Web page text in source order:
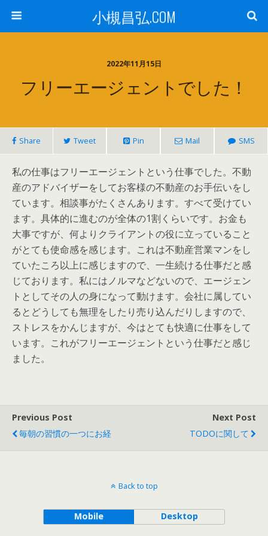
小槻昌弘.COM
2022年11月15日
フリーエージェントでした！
Share Tweet Pin Mail SMS
私の仕事はフリーエージェントという仕事でした。不動
産のアドバイザーをしてお客様の不動産のお手伝いをし
ています。相談事がたくさんあります。すべて受けてい
ます。具体的に進むのが全体の1割くらいです。お金も
大事ですが、何よりクライアントの役に立っていること
がとても使命感を感じます。これは不動産営業マンをし
ていたころ以上に感じますので、一生続ける仕事だと感
じております。私にはノルマなどないので、エージェン
トとしてその人の身になって動けます。会社に属してい
るとどうしても無理をしたり売り込んだりしますので、
ストレスをかんじますが、今はとても快適に仕事をして
います。これがフリーエージェントという仕事だと感じ
ました。
Previous Post
毎朝の習慣の一つにお経
Next Post
TODOに関して
Back to top
Mobile Desktop